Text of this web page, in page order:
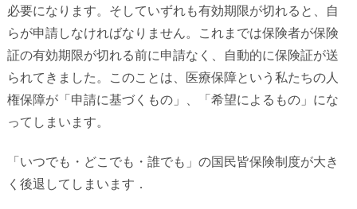
必要になります。そしていずれも有効期限が切れると、自
らが申請しなければなりません。これまでは保険者が保険
証の有効期限が切れる前に申請なく、自動的に保険証が送
られてきました。このことは、医療保障という私たちの人
権保障が「申請に基づくもの」、「希望によるもの」にな
ってしまいます。
「いつでも・どこでも・誰でも」の国民皆保険制度が大き
く後退してしまいます．